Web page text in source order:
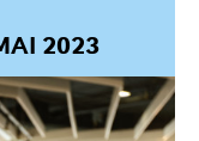
2023